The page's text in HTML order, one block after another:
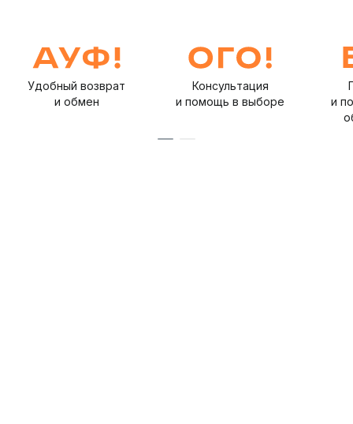
Удобный возврат
и обмен
Консультация
и помощь в выборе
и